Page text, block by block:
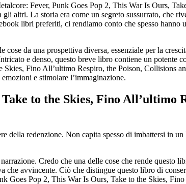
Fever, Punk Goes Pop 2, This War Is Ours,
altri. La storia era come un segreto sussurrato, che
libri preferiti, ci rendiamo conto che spesso hanno
da una prospettiva diversa, essenziale per la
e denso, questo breve libro contiene un potente
Fino All’ultimo Respiro, the Poison, Collisions
e stimolare l’immaginazione.
to the Skies, Fino All’ultimo
della redenzione. Non capita spesso di imbattersi in
Credo che una delle cose che rende questo
avvincente. Ciò che distingue questo libro di
Goes Pop 2, This War Is Ours, Take to the Skies,